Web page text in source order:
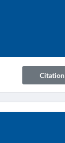
Citation